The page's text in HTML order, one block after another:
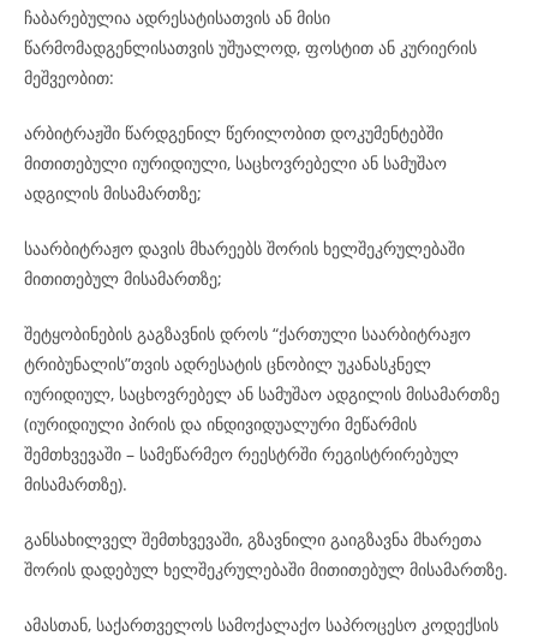
ჩაბარებულია ადრესატისათვის ან მისი
წარმომადგენლისათვის უშუალოდ, ფოსტით ან კურიერის
მეშვეობით:
არბიტრაჟში წარდგენილ წერილობით დოკუმენტებში
მითითებული იურიდიული, საცხოვრებელი ან სამუშაო
ადგილის მისამართზე;
საარბიტრაჟო დავის მხარეებს შორის ხელშეკრულებაში
მითითებულ მისამართზე;
შეტყობინების გაგზავნის დროს “ქართული საარბიტრაჟო
ტრიბუნალის”თვის ადრესატის ცნობილ უკანასკნელ
იურიდიულ, საცხოვრებელ ან სამუშაო ადგილის მისამართზე
(იურიდიული პირის და ინდივიდუალური მეწარმის
შემთხვევაში – სამეწარმეო რეესტრში რეგისტრირებულ
მისამართზე).
განსახილველ შემთხვევაში, გზავნილი გაიგზავნა მხარეთა
შორის დადებულ ხელშეკრულებაში მითითებულ მისამართზე.
ამასთან, საქართველოს სამოქალაქო საპროცესო კოდექსის